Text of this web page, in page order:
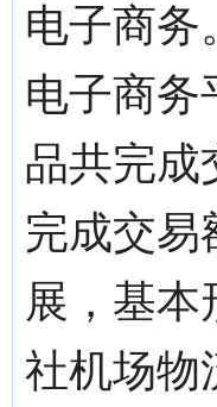
电子商务
电子商务
品共完成
完成交易
展，基
社机场物